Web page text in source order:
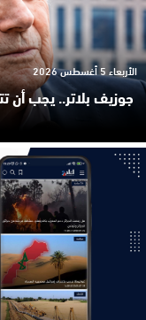
جوزيف بلاتر.. يجب أن
الأربعاء 5 أغسطس 2026